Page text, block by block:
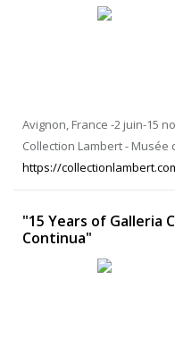
Avignon, France -2 juin-15
Collection Lambert -
https://
"15 Years of Galleria
Continua"